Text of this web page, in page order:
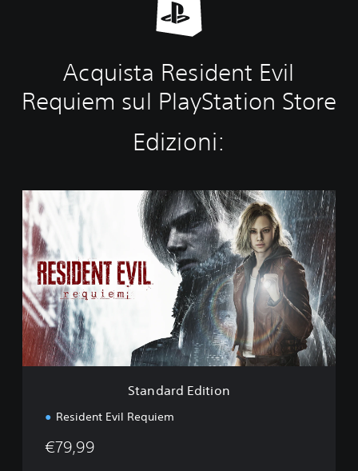
Acquista Resident Evil
Requiem sul PlayStation Store
Edizioni:
S
t
a
n
d
a
r
d
E
d
i
t
Standard Edition
Resident Evil Requiem
€79,99